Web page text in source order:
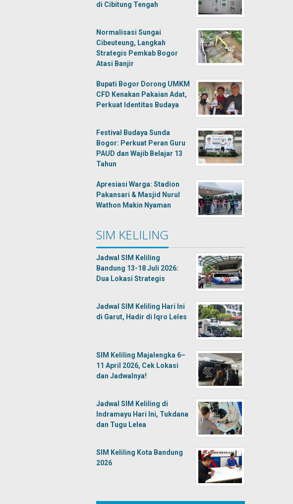
di Cibitung Tengah
Normalisasi Sungai
Cibeuteung, Langkah
Strategis Pemkab Bogor
Atasi Banjir
Bupati Bogor Dorong UMKM
CFD Kenakan Pakaian Adat,
Perkuat Identitas Budaya
Festival Budaya Sunda
Bogor: Perkuat Peran Guru
PAUD dan Wajib Belajar 13
Tahun
Apresiasi Warga: Stadion
Pakansari & Masjid Nurul
Wathon Makin Nyaman
SIM KELILING
Jadwal SIM Keliling
Bandung 13-18 Juli 2026:
Dua Lokasi Strategis
Jadwal SIM Keliling Hari Ini
di Garut, Hadir di Iqro Leles
SIM Keliling Majalengka 6–
11 April 2026, Cek Lokasi
dan Jadwalnya!
Jadwal SIM Keliling di
Indramayu Hari Ini, Tukdana
dan Tugu Lelea
SIM Keliling Kota Bandung
2026